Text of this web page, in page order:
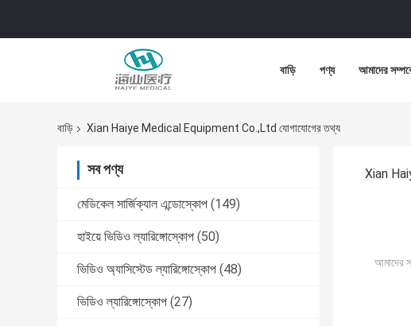
বাড়ি পণ্য আমাদের
বাড়ি Xian Haiye Medical Equipment Co.,Ltd যোগাযোগের তথ্য
সব পণ্য
মেডিকেল সার্জিক্যাল এন্ডোস্কোপ (149)
হাইয়ে ভিডিও ল্যারিঙ্গোস্কোপ (50)
ভিডিও অ্যাসিস্টেড ল্যারিঙ্গোস্কোপ (48)
ভিডিও ল্যারিঙ্গোস্কোপ (27)
Xian
আমাদের